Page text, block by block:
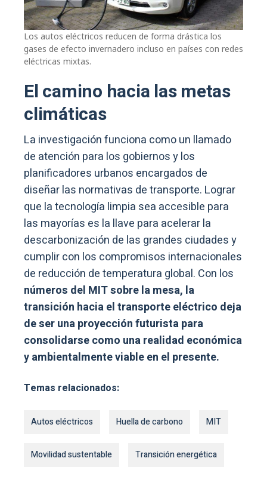
Los autos eléctricos reducen de forma drástica los
gases de efecto invernadero incluso en países con redes
eléctricas mixtas.
El camino hacia las metas
climáticas
La investigación funciona como un llamado
de atención para los gobiernos y los
planificadores urbanos encargados de
diseñar las normativas de transporte. Lograr
que la tecnología limpia sea accesible para
las mayorías es la llave para acelerar la
descarbonización de las grandes ciudades y
cumplir con los compromisos internacionales
de reducción de temperatura global. Con los
números del MIT sobre la mesa, la
transición hacia el transporte eléctrico deja
de ser una proyección futurista para
consolidarse como una realidad económica
y ambientalmente viable en el presente.
Temas relacionados:
Autos eléctricos Huella de carbono MIT
Movilidad sustentable Transición energética